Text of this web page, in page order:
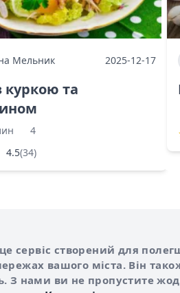
Мельник 2025-12-17
куркою та
4
4.5(34)
сервіс створений для
вашого міста. Він
З нами ви не пропустите